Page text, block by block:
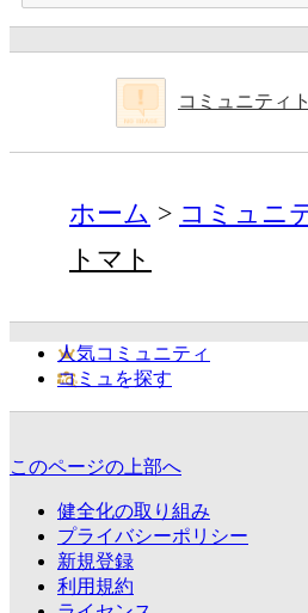
コミュニティ
ホーム コミュニ
トマト
人気コミュニティ
コミュを探す
このページの上部へ
健全化の取り組み
プライバシーポリシー
新規登録
利用規約